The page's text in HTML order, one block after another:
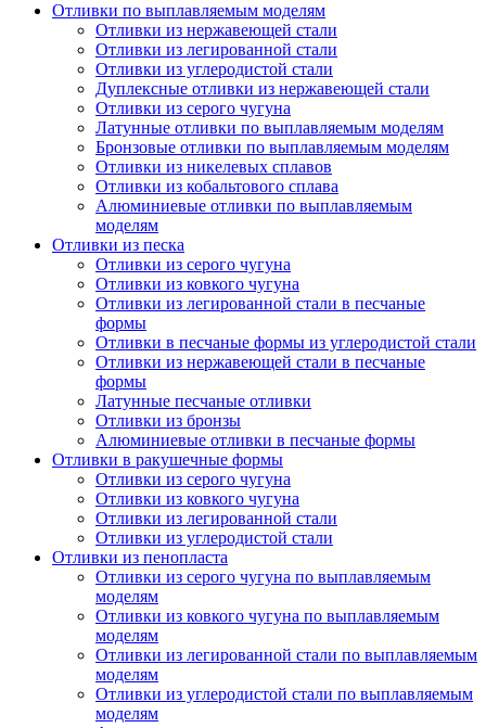
Отливки по выплавляемым моделям
Отливки из нержавеющей стали
Отливки из легированной стали
Отливки из углеродистой стали
Дуплексные отливки из нержавеющей стали
Отливки из серого чугуна
Латунные отливки по выплавляемым моделям
Бронзовые отливки по выплавляемым моделям
Отливки из никелевых сплавов
Отливки из кобальтового сплава
Алюминиевые отливки по выплавляемым
моделям
Отливки из песка
Отливки из серого чугуна
Отливки из ковкого чугуна
Отливки из легированной стали в песчаные
формы
Отливки в песчаные формы из углеродистой стали
Отливки из нержавеющей стали в песчаные
формы
Латунные песчаные отливки
Отливки из бронзы
Алюминиевые отливки в песчаные формы
Отливки в ракушечные формы
Отливки из серого чугуна
Отливки из ковкого чугуна
Отливки из легированной стали
Отливки из углеродистой стали
Отливки из пенопласта
Отливки из серого чугуна по выплавляемым
моделям
Отливки из ковкого чугуна по выплавляемым
моделям
Отливки из легированной стали по выплавляемым
моделям
Отливки из углеродистой стали по выплавляемым
моделям